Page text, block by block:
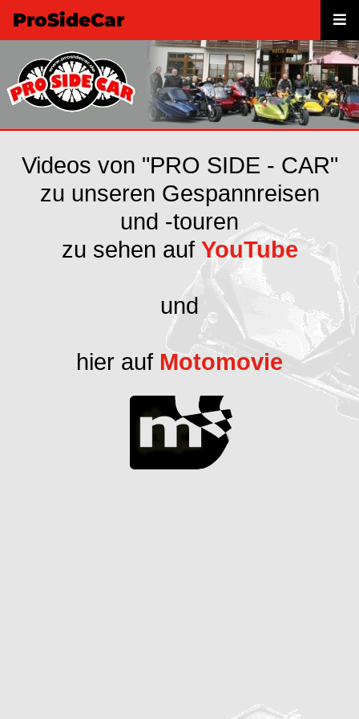
ProSideCar
Videos von "PRO SIDE - CAR"
zu unseren Gespannreisen
und -touren
zu sehen auf YouTube
und
hier auf Motomovie